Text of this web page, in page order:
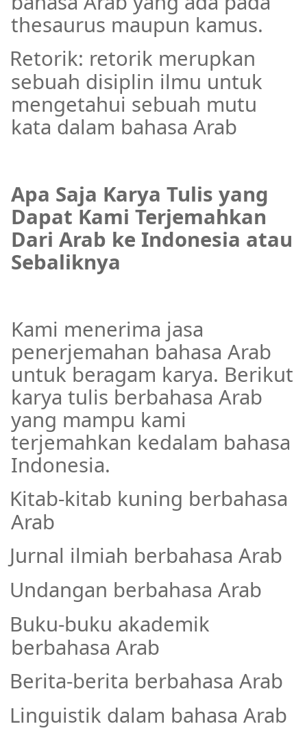
thesaurus maupun kamus.
Retorik: retorik merupkan
sebuah disiplin ilmu untuk
mengetahui sebuah mutu
kata dalam bahasa Arab
Apa Saja Karya Tulis yang
Dapat Kami Terjemahkan
Dari Arab ke Indonesia atau
Sebaliknya
Kami menerima jasa
penerjemahan bahasa Arab
untuk beragam karya. Berikut
karya tulis berbahasa Arab
yang mampu kami
terjemahkan kedalam bahasa
Indonesia.
Kitab-kitab kuning berbahasa
Arab
Jurnal ilmiah berbahasa Arab
Undangan berbahasa Arab
Buku-buku akademik
berbahasa Arab
Berita-berita berbahasa Arab
Linguistik dalam bahasa Arab